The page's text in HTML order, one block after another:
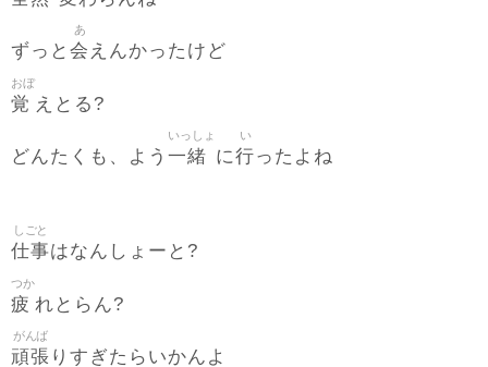
ずっと 会
あ
えんかったけど
覚
おぼ
えとる?
どんたくも、よう 一緒
いっしょ
に行
い
ったよね
仕事
しごと
はなんしょーと?
疲
つか
れとらん?
頑張
がんば
りすぎたらいかんよ